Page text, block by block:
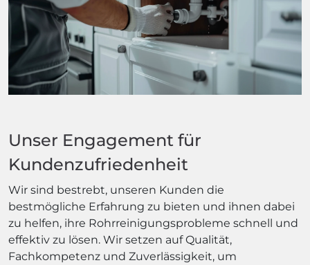
Unser Engagement für
Kundenzufriedenheit
Wir sind bestrebt, unseren Kunden die
bestmögliche Erfahrung zu bieten und ihnen dabei
zu helfen, ihre Rohrreinigungsprobleme schnell und
effektiv zu lösen. Wir setzen auf Qualität,
Fachkompetenz und Zuverlässigkeit, um